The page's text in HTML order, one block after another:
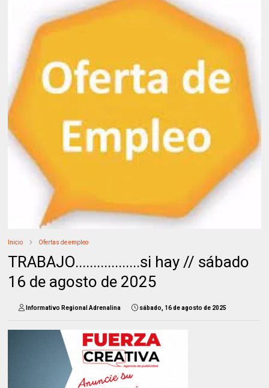
Inicio Ofertas de empleo
TRABAJO..................si hay // sábado
16 de agosto de 2025
Informativo Regional Adrenalina sábado, 16 de agosto de 2025